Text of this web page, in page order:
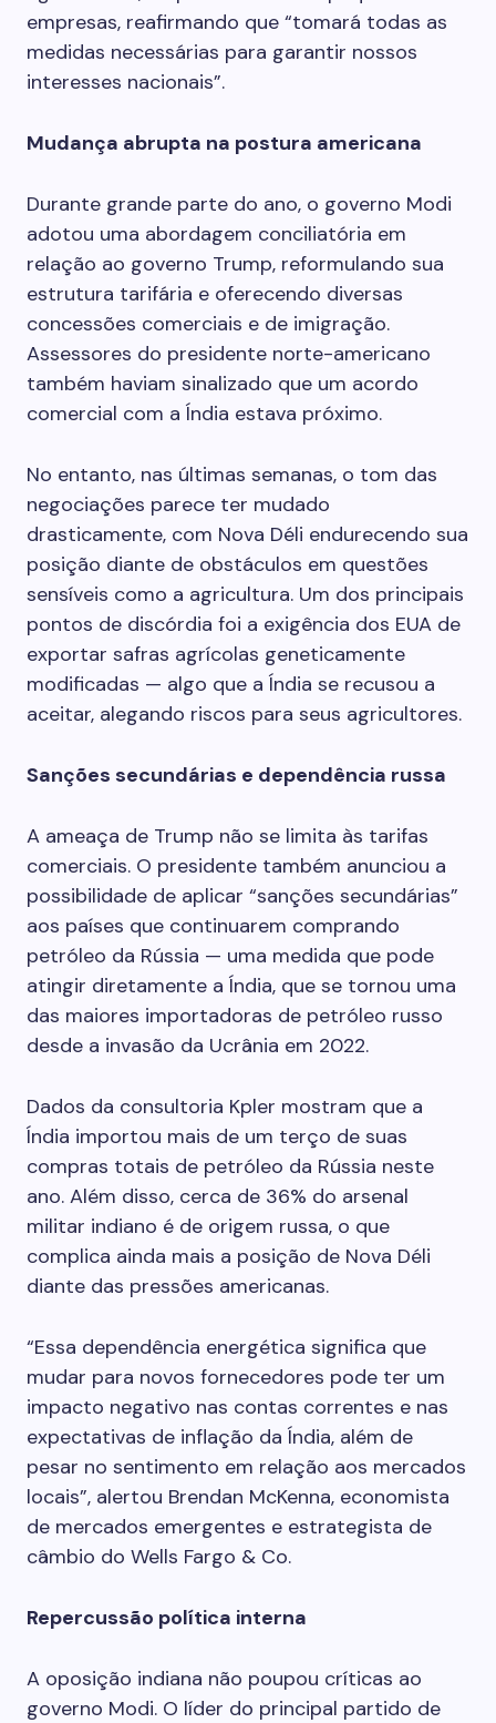
empresas, reafirmando que “tomará todas as
medidas necessárias para garantir nossos
interesses nacionais”.
Mudança abrupta na postura americana
Durante grande parte do ano, o governo Modi
adotou uma abordagem conciliatória em
relação ao governo Trump, reformulando sua
estrutura tarifária e oferecendo diversas
concessões comerciais e de imigração.
Assessores do presidente norte-americano
também haviam sinalizado que um acordo
comercial com a Índia estava próximo.
No entanto, nas últimas semanas, o tom das
negociações parece ter mudado
drasticamente, com Nova Déli endurecendo sua
posição diante de obstáculos em questões
sensíveis como a agricultura. Um dos principais
pontos de discórdia foi a exigência dos EUA de
exportar safras agrícolas geneticamente
modificadas — algo que a Índia se recusou a
aceitar, alegando riscos para seus agricultores.
Sanções secundárias e dependência russa
A ameaça de Trump não se limita às tarifas
comerciais. O presidente também anunciou a
possibilidade de aplicar “sanções secundárias”
aos países que continuarem comprando
petróleo da Rússia — uma medida que pode
atingir diretamente a Índia, que se tornou uma
das maiores importadoras de petróleo russo
desde a invasão da Ucrânia em 2022.
Dados da consultoria Kpler mostram que a
Índia importou mais de um terço de suas
compras totais de petróleo da Rússia neste
ano. Além disso, cerca de 36% do arsenal
militar indiano é de origem russa, o que
complica ainda mais a posição de Nova Déli
diante das pressões americanas.
“Essa dependência energética significa que
mudar para novos fornecedores pode ter um
impacto negativo nas contas correntes e nas
expectativas de inflação da Índia, além de
pesar no sentimento em relação aos mercados
locais”, alertou Brendan McKenna, economista
de mercados emergentes e estrategista de
câmbio do Wells Fargo & Co.
Repercussão política interna
A oposição indiana não poupou críticas ao
governo Modi. O líder do principal partido de